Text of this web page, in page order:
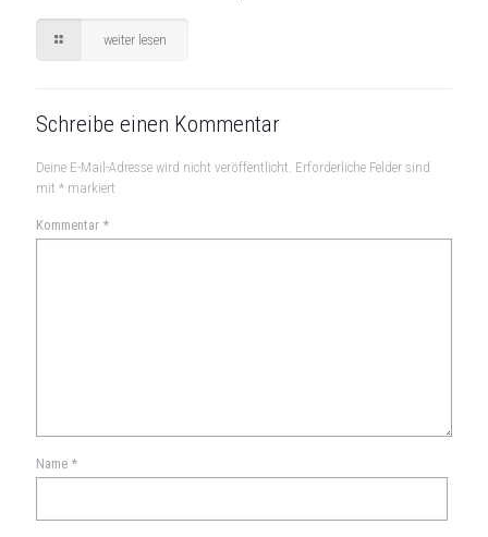
weiter lesen
Schreibe einen Kommentar
Deine E-Mail-Adresse wird nicht veröffentlicht. Erforderliche Felder sind
mit * markiert
Kommentar *
Name *